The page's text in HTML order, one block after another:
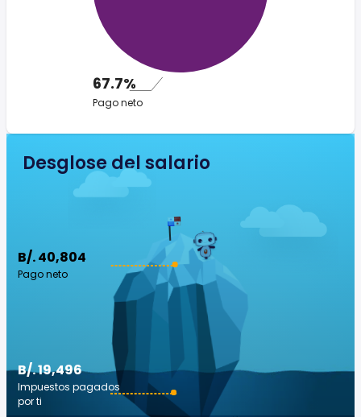
67.7%
Pago neto
Desglose del salario
B/. 40,804
Pago neto
B/. 19,496
Impuestos pagados
por ti